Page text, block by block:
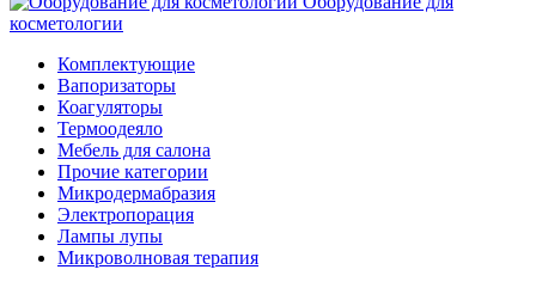
косметологии
Комплектующие
Вапоризаторы
Коагуляторы
Термоодеяло
Мебель для салона
Прочие категории
Микродермабразия
Электропорация
Лампы лупы
Микроволновая терапия